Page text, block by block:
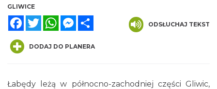
GLIWICE
FacebookTwitterWhatsAppMessenger
ODSŁUCHAJ TEKST
DODAJ DO PLANERA
Łabędy leżą w północno-zachodniej części Gliwic,